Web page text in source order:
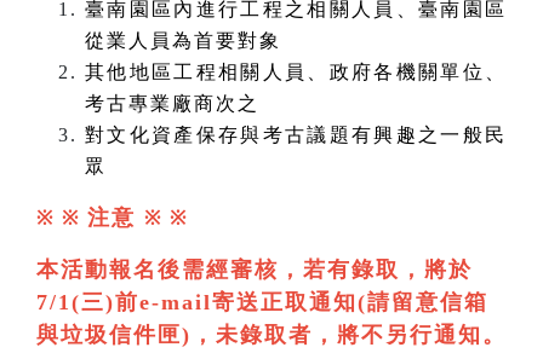
臺南園區內進行工程之相關人員、臺南園區
從業人員為首要對象
其他地區工程相關人員、政府各機關單位、
考古專業廠商次之
對文化資產保存與考古議題有興趣之一般民
眾
※ ※ 注意 ※ ※
本活動報名後需經審核，若有錄取，將於
7/1(三)前e-mail寄送正取通知(請留意信箱
與垃圾信件匣)，未錄取者，將不另行通知。